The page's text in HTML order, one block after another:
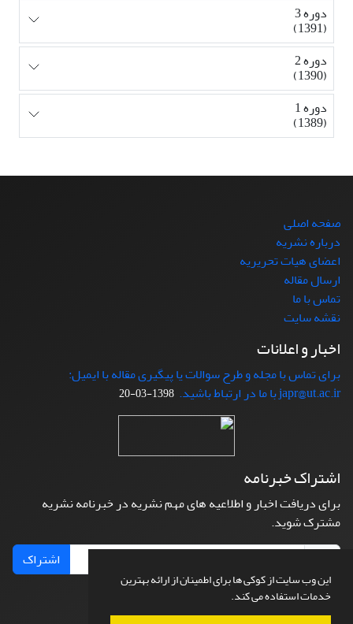
این وب سایت از کوکی ها برای اطمینان از ارائه بهترین
خدمات استفاده می کند.
دوره 3
(1391)
دوره 2
(1390)
دوره 1
(1389)
صفحه اصلی
درباره نشریه
اعضای هیات تحریریه
ارسال مقاله
تماس با ما
نقشه سایت
اخبار و اعلانات
برای تماس با مجله و طرح سوالات یا پیگیری مقاله با ایمیل:
japr@ut.ac.ir با ما در ارتباط باشید.
1398-03-20
اشتراک خبرنامه
برای دریافت اخبار و اطلاعیه های مهم نشریه در خبرنامه نشریه
مشترک شوید.
اشتراک